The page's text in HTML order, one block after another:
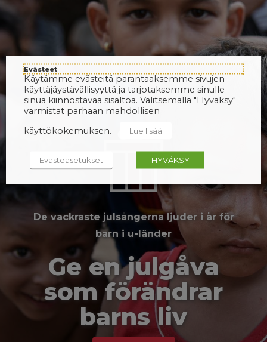
De vackraste julsångerna ljuder i år för
barn i u-länder
Ge en julgåva
som förändrar
barns liv
Evästeet
Käytämme evästeitä parantaaksemme sivujen
käyttäjäystävällisyyttä ja tarjotaksemme sinulle
sinua kiinnostavaa sisältöä. Valitsemalla "Hyväksy"
varmistat parhaan mahdollisen
käyttökokemuksen.
Lue lisää
Evästeasetukset HYVÄKSY